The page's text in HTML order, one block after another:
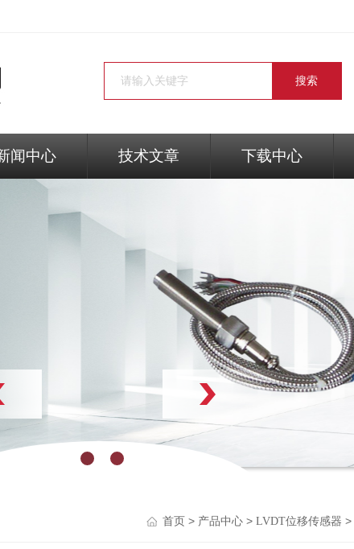
闻中心 技术文章 下载中心
了解更多
首页 > 产品中心 > LVDT位移传感器 >